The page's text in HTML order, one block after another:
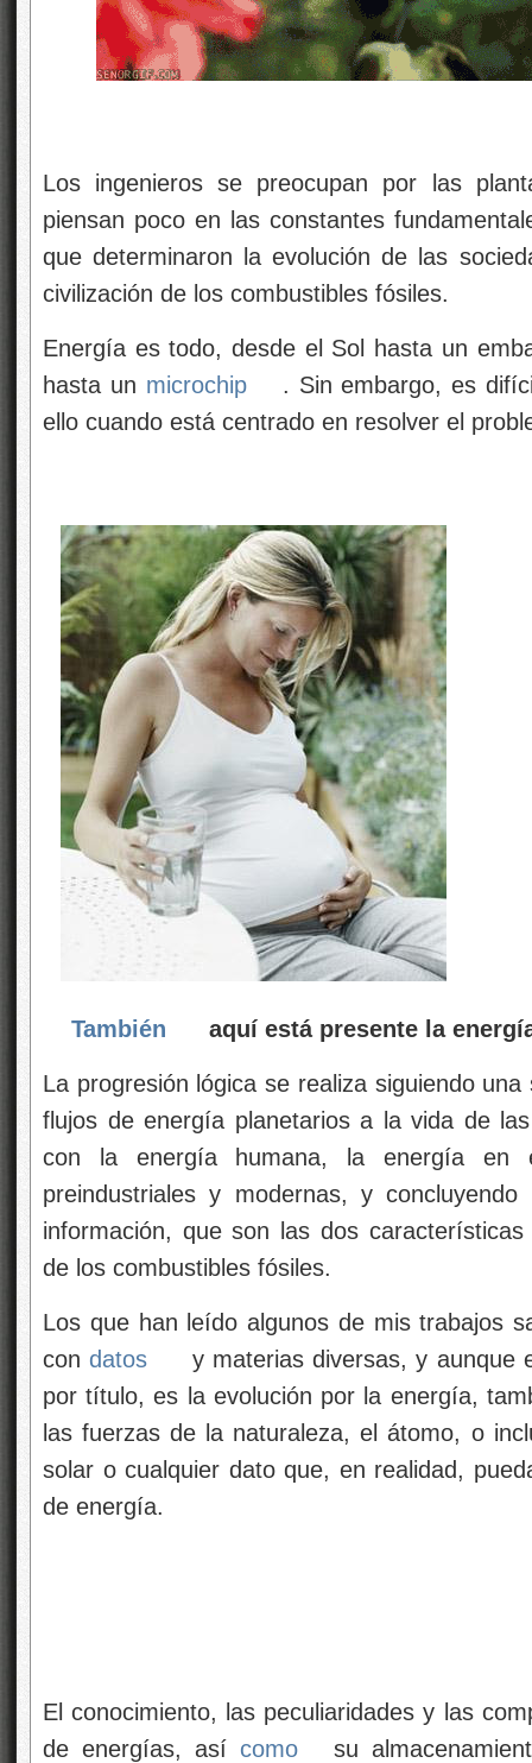
Los ingenieros se preocupan por las
piensan poco en las constantes
que determinaron la evolución de las
civilización de los combustibles fósiles.
Energía es todo, desde el Sol hasta un
hasta un microchip
. Sin embargo, es
ello cuando está centrado en resolver el
También aquí está presente la
La progresión lógica se realiza siguiendo
flujos de energía planetarios a la vida de
con la energía humana, la energía en
preindustriales y modernas, y
información, que son las dos
de los combustibles fósiles.
Los que han leído algunos de mis trabajos
condatos
y materias diversas, y aunque
por título, es la evolución por la energía,
las fuerzas de la naturaleza, el átomo, o
solar o cualquier dato que, en realidad,
de energía.
El conocimiento, las peculiaridades y las
de energías, así como
su